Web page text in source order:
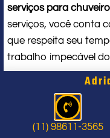
serviços para
serviços, você conta
que respeita seu
trabalho impecável
Problema
indicam a
profissional
(11) 98611-3565